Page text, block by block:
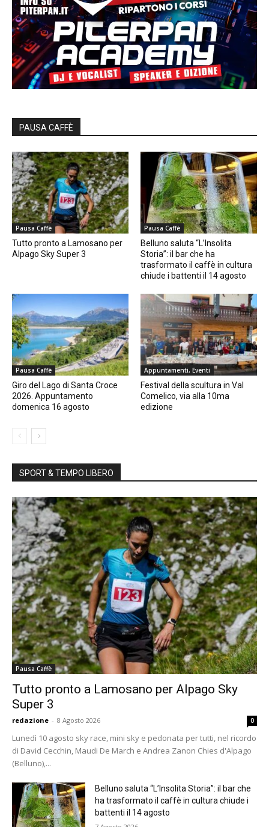
PAUSA CAFFÈ
Pausa Caffè
Tutto pronto a Lamosano per
Alpago Sky Super 3
Pausa Caffè
Belluno saluta “L’Insolita
Storia”: il bar che ha
trasformato il caffè in cultura
chiude i battenti il 14 agosto
Pausa Caffè
Giro del Lago di Santa Croce
2026. Appuntamento
domenica 16 agosto
Appuntamenti, Eventi
Festival della scultura in Val
Comelico, via alla 10ma
edizione
SPORT & TEMPO LIBERO
Pausa Caffè
Tutto pronto a Lamosano per Alpago Sky
Super 3
redazione - 8 Agosto 2026 0
Lunedì 10 agosto sky race, mini sky e pedonata per tutti, nel ricordo
di David Cecchin, Maudi De March e Andrea Zanon Chies d'Alpago
(Belluno),...
Belluno saluta “L’Insolita Storia”: il bar che
ha trasformato il caffè in cultura chiude i
battenti il 14 agosto